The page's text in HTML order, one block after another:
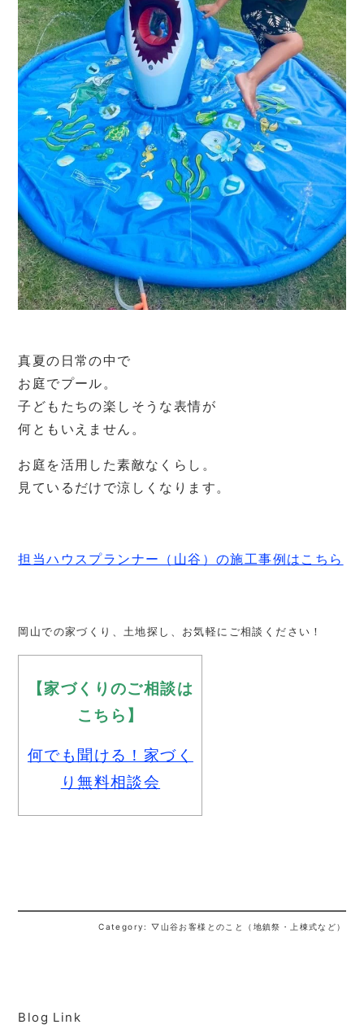
Blog Link
真夏の日常の中で
お庭でプール。
子どもたちの楽しそうな表情が
何ともいえません。
お庭を活用した素敵なくらし。
見ているだけで涼しくなります。
担当ハウスプランナー（山谷）の施工事例はこちら
岡山での家づくり、土地探し、お気軽にご相談ください！
【家づくりのご相談は
こちら】
何でも聞ける！家づく
り無料相談会
Category: ▽山谷お客様とのこと（地鎮祭・上棟式など）